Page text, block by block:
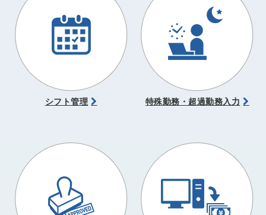
シフト管理 特殊勤務・超過勤務入力